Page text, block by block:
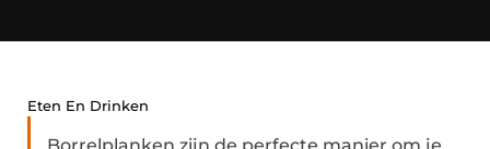
Eten En Drinken